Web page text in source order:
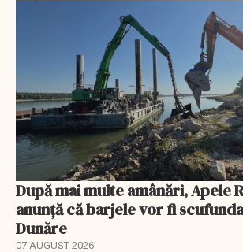
După mai multe amânări, Apele
anunță că barjele vor fi
Dunăre
07 AUGUST 2026